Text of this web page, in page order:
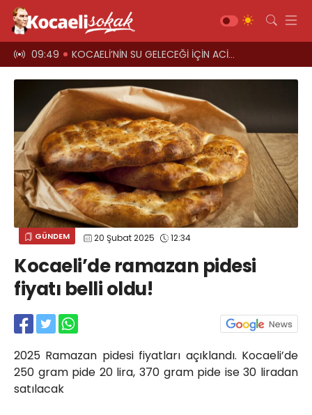
09:49 KOCAELİ’NİN SU GELECEĞİ İÇİN ACİL ÇAĞRI
GÜNDEM 20 Şubat 2025 12:34
Kocaeli’de ramazan pidesi
fiyatı belli oldu!
2025 Ramazan pidesi fiyatları açıklandı. Kocaeli’de
250 gram pide 20 lira, 370 gram pide ise 30 liradan
satılacak
Siyaset
Asayiş
Ekonomi
Sağlık
Magazin
Spor
Diğer
Teknoloji
Kültür-Sanat
Akkavaklar Caddesi No:17/4 İzmit-
KOCAELİ